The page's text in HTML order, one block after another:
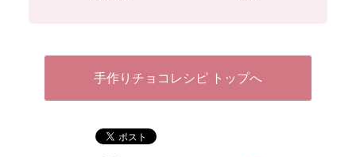
手作りチョコレシピ トップへ